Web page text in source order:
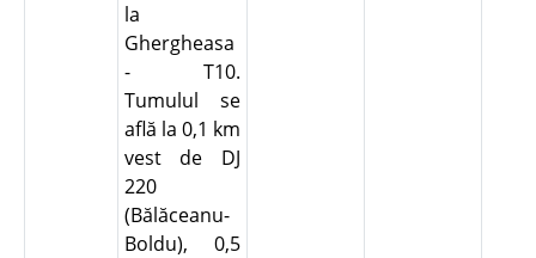
la
Ghergheasa
- T10.
Tumulul se
află la 0,1 km
vest de DJ
220
(Bălăceanu-
Boldu), 0,5